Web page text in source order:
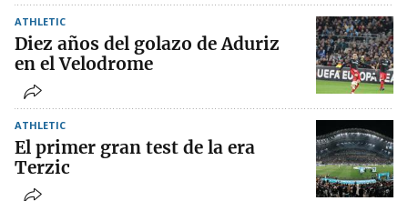
ATHLETIC
Diez años del golazo de Aduriz
en el Velodrome
ATHLETIC
El primer gran test de la era
Terzic